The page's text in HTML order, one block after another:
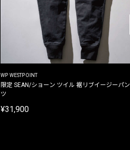
WP WESTPOINT
限定 SEAN/ショーン ツイル 裾リブイージーパン
ツ
¥31,900